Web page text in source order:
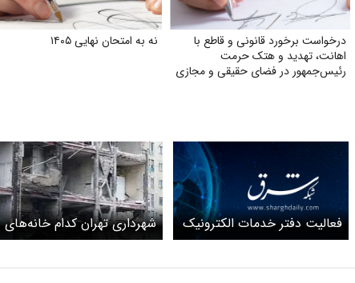
درخواست برخورد قانونی و قاطع با
اهانت، تهدید و هتک حرمت
رئیس‌جمهور در فضای حقیقی و مجازی
نه به امتحان نهایی ۱۴۰۵
فعالیت دفتر خدمات الکترونیک
شهر برقرار است
شهرداری تهران کدام خانه‌های
آسیب‌دیده در جنگ را بازسازی